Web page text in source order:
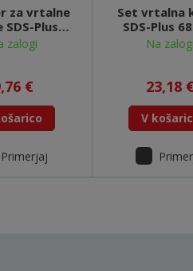
za vrtalne
SDS-Plus
- D-74005
zalogi
€
Primerjaj
Set vrtalna
SDS-Plus
adapter in
74011
Na zalogi
23,18 €
V